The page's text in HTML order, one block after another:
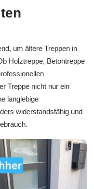
um ältere Treppen in
Holztreppe, Betontreppe
Treppe nicht nur ein
langlebige
widerstandsfähig und